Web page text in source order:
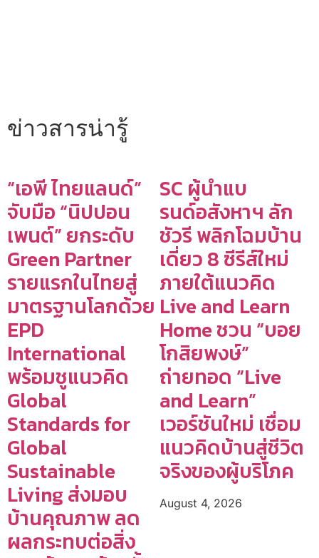
ข่าวสารน่ารู้
“เอพี ไทยแลนด์”
จับมือ “นิปปอน
เพนต์” ยกระดับ
Green Partner
รายแรกในไทยสู่
มาตรฐานโลกด้วย
EPD
International
พร้อมชูแนวคิด
Global
Standards for
Global
Sustainable
Living ส่งมอบ
บ้านคุณภาพ ลด
ผลกระทบต่อสิ่ง
SC ผู้นำแบ
รนด์อสังหาฯ ลัก
ชัวรี พลิกโฉมบ้าน
เดี่ยว 8 ซีรีส์ใหม่
ภายใต้แนวคิด
Live and Learn
Home ชวน “บอย
โกสิยพงษ์”
ถ่ายทอด “Live
and Learn”
เวอร์ชันใหม่ เชื่อม
แนวคิดบ้านสู่ชีวิต
จริงของผู้บริโภค
August 4, 2026